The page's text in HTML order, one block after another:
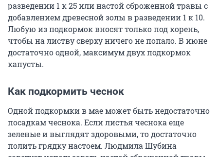
разведении 1 к 25 или настой сброженной травы с
добавлением древесной золы в разведении 1 к 10.
Любую из подкормок вносят только под корень,
чтобы на листву сверху ничего не попало. В июне
достаточно одной, максимум двух подкормок
капусты.
Как подкормить чеснок
Одной подкормки в мае может быть недостаточно
посадкам чеснока. Если листья чеснока еще
зеленые и выглядят здоровыми, то достаточно
полить грядку настоем. Людмила Шубина